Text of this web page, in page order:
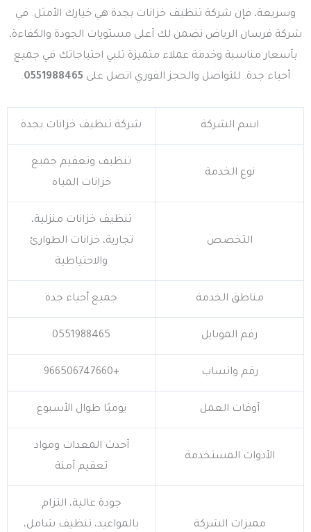
وسريعة، فإن شركة تنظيف خزانات بجدة هي خيارك الأمثل. في
شركة فرسان الرياض نضمن لك أعلى مستويات الجودة والكفاءة،
بأسعار مناسبة وخدمة عملاء متميزة تلبي احتياجاتك في جميع
أحياء جدة. للتواصل والحجز الفوري اتصل على 0551988465
.
اسم الشركة شركة تنظيف خزانات بجدة
نوع الخدمة
تنظيف وتعقيم جميع
خزانات المياه
التخصص
تنظيف خزانات منزلية،
تجارية، خزانات الطوارئ
والاحتياطية
مناطق الخدمة جميع أحياء جدة
رقم الموبايل 0551988465
رقم واتساب +966506747660
أوقات العمل يوميًا طوال الأسبوع
الأدوات المستخدمة
أحدث المعدات ومواد
تعقيم آمنة
مميزات الشركة
جودة عالية، التزام
بالمواعيد، تنظيف شامل،